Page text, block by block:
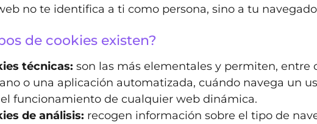
no te identifica a ti como persona, sino a tu
de cookies existen?
técnicas: son las más elementales y permiten, entre
o una aplicación automatizada, cuándo navega un
funcionamiento de cualquier web dinámica.
de análisis: recogen información sobre el tipo de